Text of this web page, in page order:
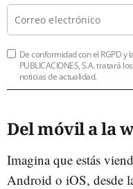
De conformidad con el RGPD y
PUBLICACIONES, S.A. tratará
noticias de actualidad.
Del móvil a la
Imagina que estás
Android o iOS, desde